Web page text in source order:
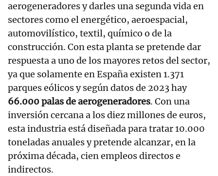
aerogeneradores y darles una segunda vida en
sectores como el energético, aeroespacial,
automovilístico, textil, químico o de la
construcción. Con esta planta se pretende dar
respuesta a uno de los mayores retos del sector,
ya que solamente en España existen 1.371
parques eólicos y según datos de 2023 hay
66.000 palas de aerogeneradores. Con una
inversión cercana a los diez millones de euros,
esta industria está diseñada para tratar 10.000
toneladas anuales y pretende alcanzar, en la
próxima década, cien empleos directos e
indirectos.